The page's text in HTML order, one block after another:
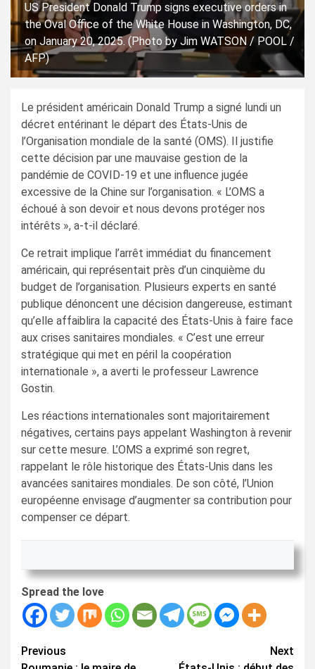
US President Donald Trump signs executive orders in
the Oval Office of the White House in Washington, DC,
on January 20, 2025. (Photo by Jim WATSON / POOL /
AFP)
Le président américain Donald Trump a signé lundi un
décret entérinant le départ des États-Unis de
l’Organisation mondiale de la santé (OMS). Il justifie
cette décision par une mauvaise gestion de la
pandémie de COVID-19 et une influence jugée
excessive de la Chine sur l’organisation. « L’OMS a
échoué à son devoir et nous devons protéger nos
intérêts », a-t-il déclaré.
Ce retrait implique l’arrêt immédiat du financement
américain, qui représentait près d’un cinquième du
budget de l’organisation. Plusieurs experts en santé
publique dénoncent une décision dangereuse, estimant
qu’elle affaiblira la capacité des États-Unis à faire face
aux crises sanitaires mondiales. « C’est une erreur
stratégique qui met en péril la coopération
internationale », a averti le professeur Lawrence
Gostin.
Les réactions internationales sont majoritairement
négatives, certains pays appelant Washington à revenir
sur cette mesure. L’OMS a exprimé son regret,
rappelant le rôle historique des États-Unis dans les
avancées sanitaires mondiales. De son côté, l’Union
européenne envisage d’augmenter sa contribution pour
compenser ce départ.
Spread the love
Continue
Previous
Next